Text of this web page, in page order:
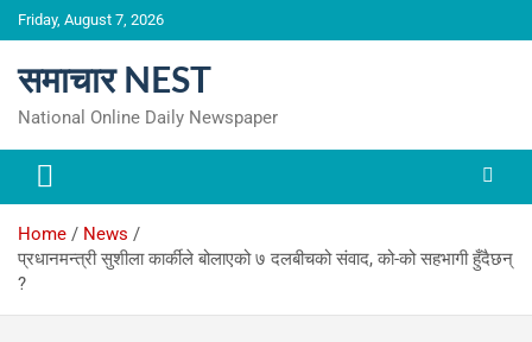
Skip
to
Friday, August 7, 2026
समाचार NEST
National Online Daily Newspaper
Home
News
प्रधानमन्त्री सुशीला कार्कीले बोलाएको ७ दलबीचको संवाद, को-को सहभागी हुँदैछन्
?